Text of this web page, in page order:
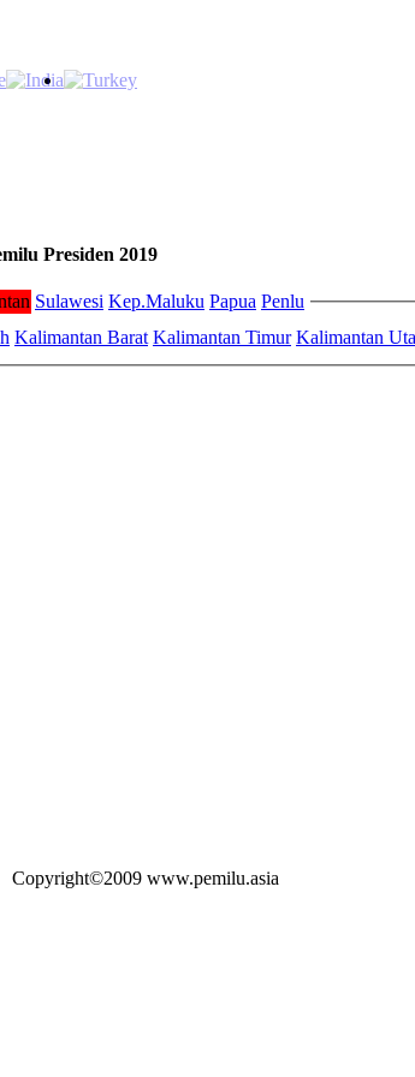
Presiden 2019
Sulawesi Kep.Maluku Papua Penlu
Kalimantan Barat Kalimantan Timur Kalimantan
Copyright©2009 www.pemilu.asia